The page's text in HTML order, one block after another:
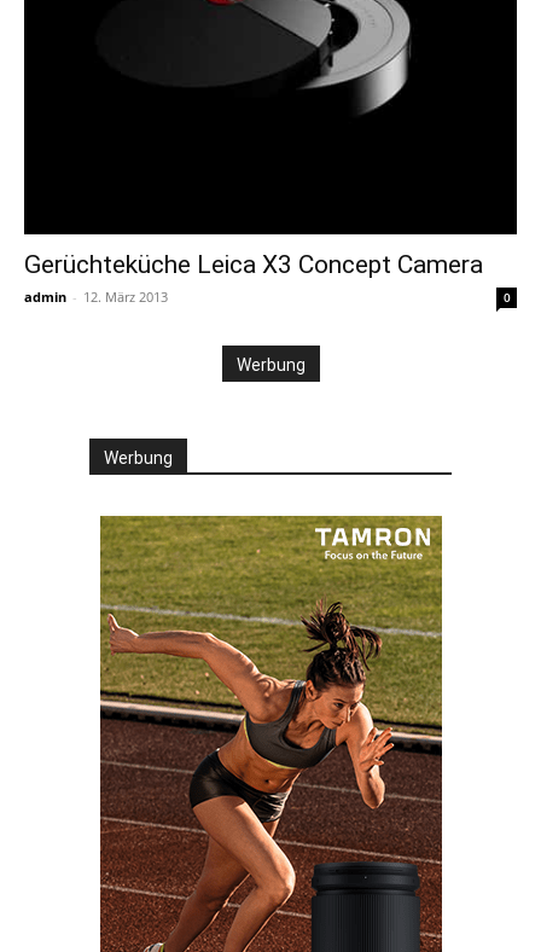
Gerüchteküche Leica X3 Concept Camera
admin - 12. März 2013 0
Werbung
Werbung